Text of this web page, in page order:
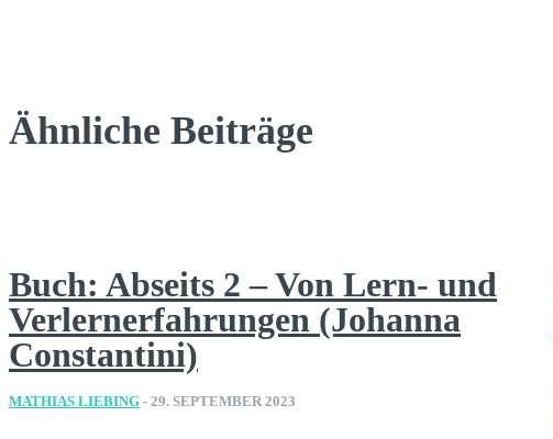
Ähnliche Beiträge
Buch: Abseits 2 – Von Lern- und
Verlernerfahrungen (Johanna
Constantini)
MATHIAS LIEBING - 29. SEPTEMBER 2023